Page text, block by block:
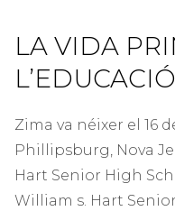
LA VIDA
L’EDUCACIÓ
Zima va néixer el 16
Phillipsburg, Nova
Hart Senior High
William s. Hart